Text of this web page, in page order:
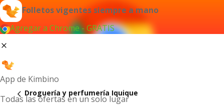
Folletos vigentes siempre a mano
Agregar a Chrome - GRATIS
App de Kimbino
Todas las ofertas en un solo lugar
Droguería y perfumería Iquique